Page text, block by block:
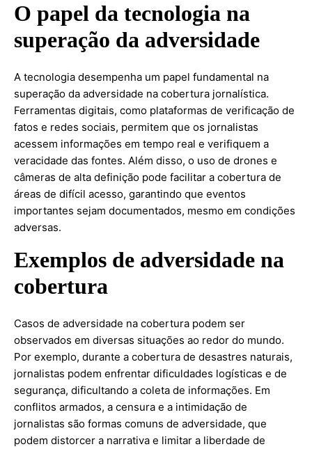
O papel da tecnologia na
superação da adversidade
A tecnologia desempenha um papel fundamental na
superação da adversidade na cobertura jornalística.
Ferramentas digitais, como plataformas de verificação de
fatos e redes sociais, permitem que os jornalistas
acessem informações em tempo real e verifiquem a
veracidade das fontes. Além disso, o uso de drones e
câmeras de alta definição pode facilitar a cobertura de
áreas de difícil acesso, garantindo que eventos
importantes sejam documentados, mesmo em condições
adversas.
Exemplos de adversidade na
cobertura
Casos de adversidade na cobertura podem ser
observados em diversas situações ao redor do mundo.
Por exemplo, durante a cobertura de desastres naturais,
jornalistas podem enfrentar dificuldades logísticas e de
segurança, dificultando a coleta de informações. Em
conflitos armados, a censura e a intimidação de
jornalistas são formas comuns de adversidade, que
podem distorcer a narrativa e limitar a liberdade de